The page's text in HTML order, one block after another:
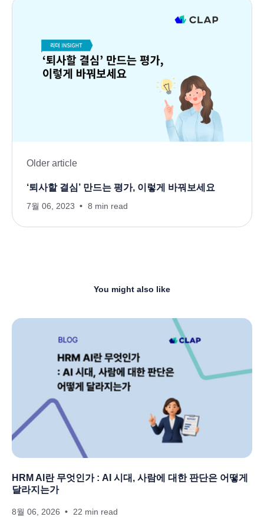
Older article
‘퇴사할 결심’ 만드는 평가, 이렇게 바꿔보세요
7월 06, 2023 8 min read
You might also like
HRM AI란 무엇인가 : AI 시대, 사람에 대한 판단은 어떻게
달라지는가
8월 06, 2026 22 min read